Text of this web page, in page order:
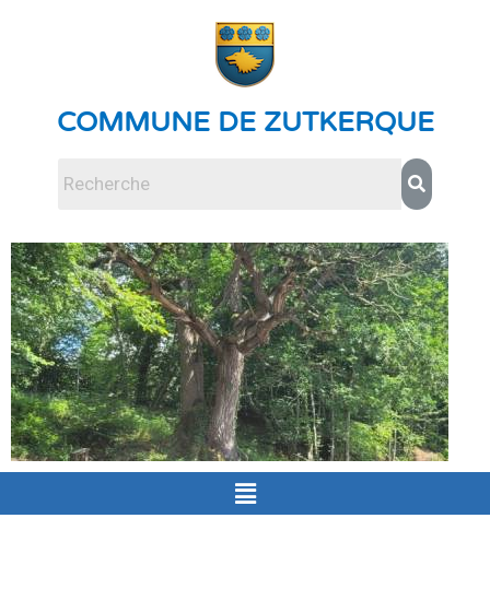
COMMUNE DE ZUTKERQUE